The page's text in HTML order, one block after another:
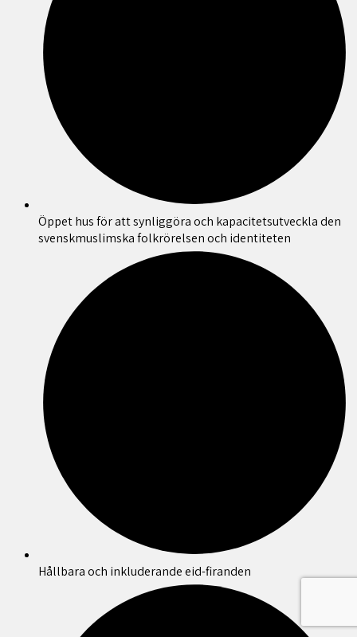
Öppet hus för att synliggöra och kapacitetsutveckla den
svenskmuslimska folkrörelsen och identiteten
Hållbara och inkluderande eid-firanden